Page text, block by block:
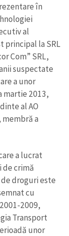
în
al
principal la SRL
Com” SRL,
suspectate
a unor
martie 2013,
al AO
a
a lucrat
crimă
droguri este
cu
2009,
Transport
unor